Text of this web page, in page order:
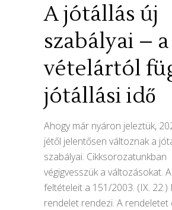
A jótállás új
szabályai – a
vételártól
jótállási idő
Ahogy már nyáron jeleztük,
jétől jelentősen változnak a
szabályai. Cikksorozatunkban
végigvesszük a változásokat.
feltételeit a 151/2003. (IX. 22.)
rendelet rendezi. A rendeletet